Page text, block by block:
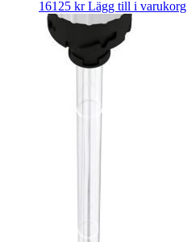
16125 kr Lägg till i varukorg